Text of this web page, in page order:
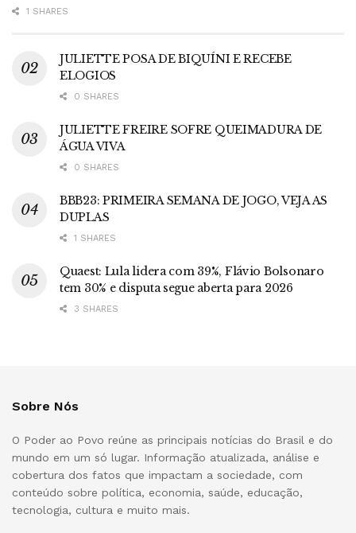
1 SHARES
JULIETTE POSA DE BIQUÍNI E RECEBE
ELOGIOS
0 SHARES
JULIETTE FREIRE SOFRE QUEIMADURA DE
ÁGUA VIVA
0 SHARES
BBB23: PRIMEIRA SEMANA DE JOGO, VEJA AS
DUPLAS
1 SHARES
Quaest: Lula lidera com 39%, Flávio Bolsonaro
tem 30% e disputa segue aberta para 2026
3 SHARES
Sobre Nós
O Poder ao Povo reúne as principais notícias do Brasil e do
mundo em um só lugar. Informação atualizada, análise e
cobertura dos fatos que impactam a sociedade, com
conteúdo sobre política, economia, saúde, educação,
tecnologia, cultura e muito mais.